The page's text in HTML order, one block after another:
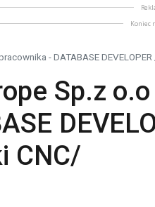
Koniec
- DATABASE
Sp.z
CNC/